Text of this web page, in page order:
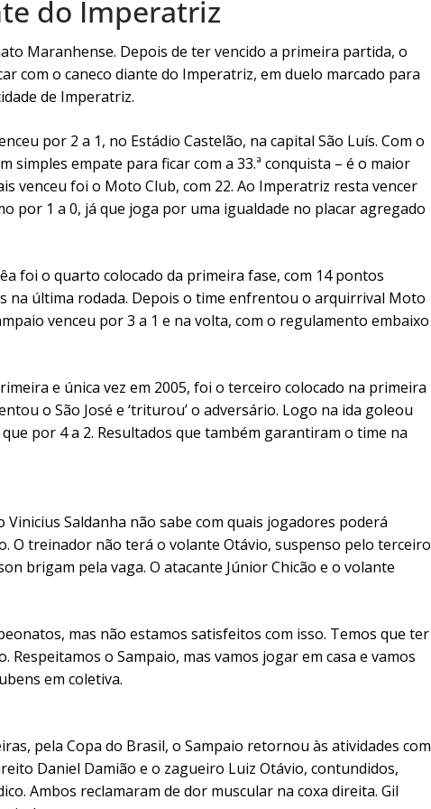
do Imperatriz
Maranhense. Depois de ter vencido a primeira partida, o
com o caneco diante do Imperatriz, em duelo marcado para
de Imperatriz.
por 2 a 1, no Estádio Castelão, na capital São Luís. Com o
simples empate para ficar com a 33.ª conquista – é o maior
venceu foi o Moto Club, com 22. Ao Imperatriz resta vencer
por 1 a 0, já que joga por uma igualdade no placar agregado
foi o quarto colocado da primeira fase, com 14 pontos
na última rodada. Depois o time enfrentou o arquirrival Moto
venceu por 3 a 1 e na volta, com o regulamento embaixo
e única vez em 2005, foi o terceiro colocado na primeira
o São José e ‘triturou’ o adversário. Logo na ida goleou
por 4 a 2. Resultados que também garantiram o time na
Saldanha não sabe com quais jogadores poderá
O treinador não terá o volante Otávio, suspenso pelo terceiro
brigam pela vaga. O atacante Júnior Chicão e o volante
mas não estamos satisfeitos com isso. Temos que ter
Respeitamos o Sampaio, mas vamos jogar em casa e vamos
em coletiva.
pela Copa do Brasil, o Sampaio retornou às atividades com
Daniel Damião e o zagueiro Luiz Otávio, contundidos,
Ambos reclamaram de dor muscular na coxa direita. Gil